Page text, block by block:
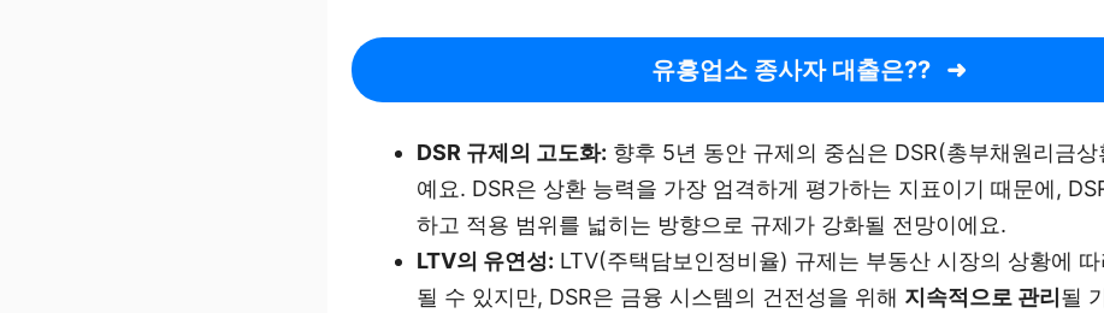
유흥업소 종사자 대출은??
DSR 규제의 고도화: 향후 5년 동안 규제의 중심은 DSR(총부채원리금
예요. DSR은 상환 능력을 가장 엄격하게 평가하는 지표이기 때문에,
하고 적용 범위를 넓히는 방향으로 규제가 강화될 전망이에요.
LTV의 유연성: LTV(주택담보인정비율) 규제는 부동산 시장의 상황에
될 수 있지만, DSR은 금융 시스템의 건전성을 위해 지속적으로 관리될